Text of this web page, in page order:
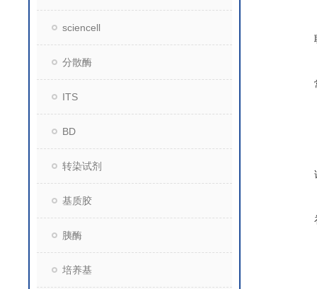
sciencell
分散酶
ITS
BD
转染试剂
基质胶
胰酶
培养基